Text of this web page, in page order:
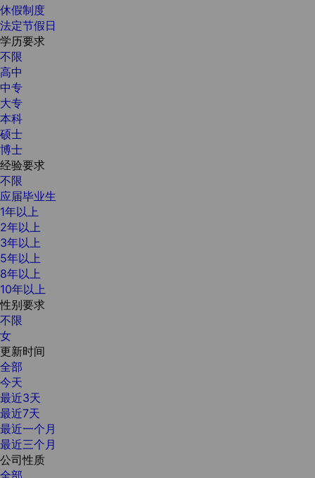
休假制度
法定节假日
学历要求
不限
高中
中专
大专
本科
硕士
博士
经验要求
不限
应届毕业生
1年以上
2年以上
3年以上
5年以上
8年以上
10年以上
性别要求
不限
女
更新时间
全部
今天
最近3天
最近7天
最近一个月
最近三个月
公司性质
全部